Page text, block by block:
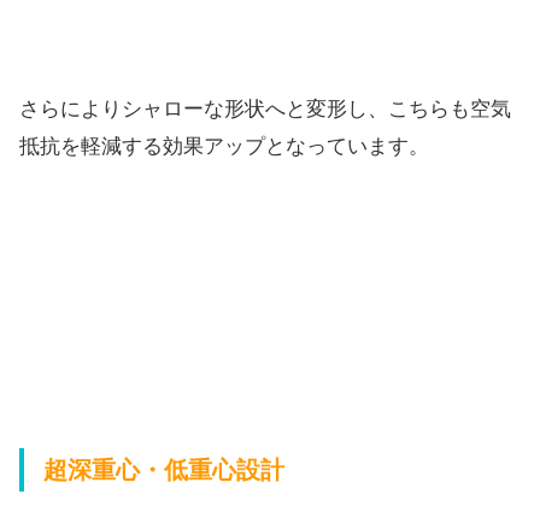
さらによりシャローな形状へと変形し、こちらも空気
抵抗を軽減する効果アップとなっています。
超深重心・低重心設計